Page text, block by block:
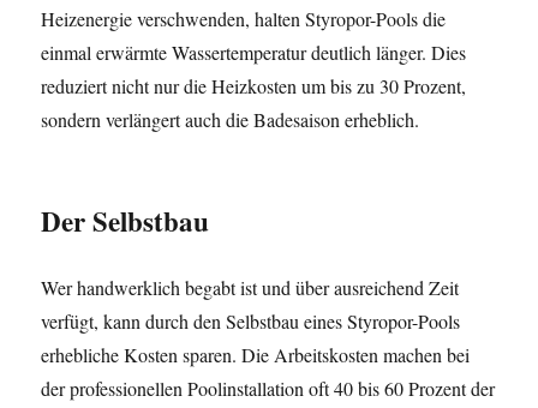
Heizenergie verschwenden, halten Styropor-Pools die
einmal erwärmte Wassertemperatur deutlich länger. Dies
reduziert nicht nur die Heizkosten um bis zu 30 Prozent,
sondern verlängert auch die Badesaison erheblich.
Der Selbstbau
Wer handwerklich begabt ist und über ausreichend Zeit
verfügt, kann durch den Selbstbau eines Styropor-Pools
erhebliche Kosten sparen. Die Arbeitskosten machen bei
der professionellen Poolinstallation oft 40 bis 60 Prozent der